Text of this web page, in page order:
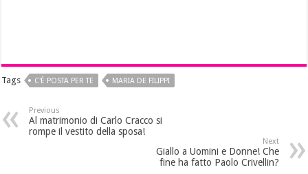
Tags C'È POSTA PER TE MARIA DE FILIPPI
Previous
Al matrimonio di Carlo Cracco si
rompe il vestito della sposa!
Next
Giallo a Uomini e Donne! Che
fine ha fatto Paolo Crivellin?